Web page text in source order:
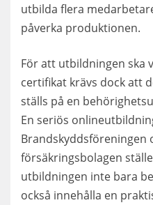
utbilda flera
påverka produktionen.
För att utbildningen ska
certifikat krävs dock att
ställs på en
En seriös
Brandskyddsföreningen
försäkringsbolagen
utbildningen inte bara
också innehålla en